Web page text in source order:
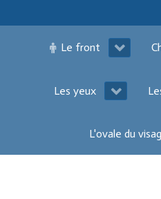
Le front
Les yeux
L'ovale du